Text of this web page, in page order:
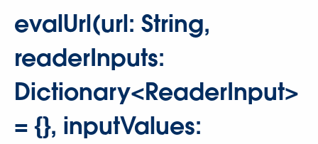
evalUrl(url: String,
readerInputs:
Dictionary<ReaderInput>
= ​{}, inputValues: